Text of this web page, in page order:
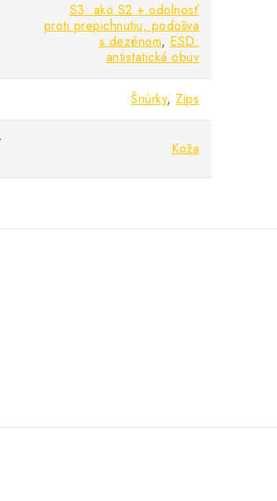
S3: ako S2 + odolnosť
proti prepichnutiu, podošva
s dezénom, ESD:
antistatická obuv
Šnúrky, Zips
Koža